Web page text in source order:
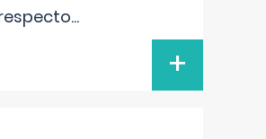
...
+